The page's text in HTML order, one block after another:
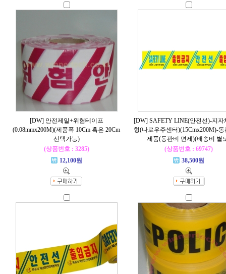
[DW] 안전제일+위험테이프
(0.08mmx200M)(제품폭 10Cm 혹은 20Cm
선택가능)
(상품번호 : 3285)
12,100원
[DW] SAFETY LINE(안전선)-지자
형(나로우주센터)(15Cmx200M)-동
제품(동판비 면제)(배송비 별
(상품번호 : 69747)
38,500원